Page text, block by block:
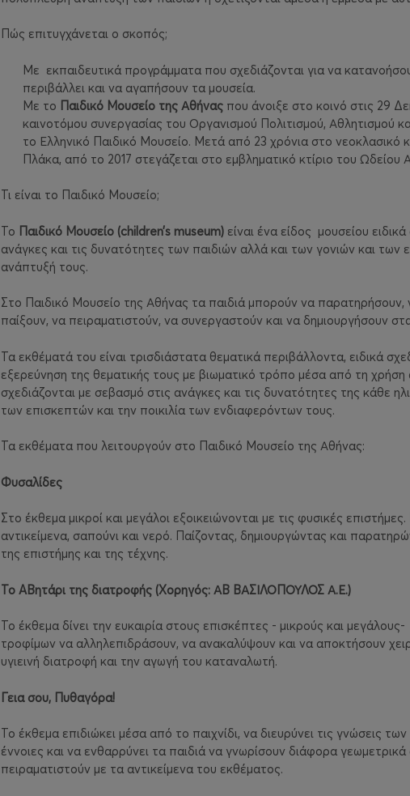
Πώς επιτυγχάνεται ο σκοπός;
Με εκπαιδευτικά προγράμματα που σχεδιάζονται για να
περιβάλλει και να αγαπήσουν τα μουσεία.
Με το Παιδικό Μουσείο της Αθήνας που άνοιξε στο κοινό στις 29
καινοτόμου συνεργασίας του Οργανισμού Πολιτισμού, Αθλητισμού
το Ελληνικό Παιδικό Μουσείο. Μετά από 23 χρόνια στο νεοκλασικό
Πλάκα, από το 2017 στεγάζεται στο εμβληματικό κτίριο του Ωδείου
Τι είναι το Παιδικό Μουσείο;
Το Παιδικό Μουσείο (children’smuseum) είναι ένα είδος μουσείου
ανάγκες και τις δυνατότητες των παιδιών αλλά και των γονιών και
ανάπτυξή τους.
Στο Παιδικό Μουσείο της Αθήνας τα παιδιά μπορούν να
παίξουν, να πειραματιστούν, να συνεργαστούν και να δημιουργήσουν
Τα εκθέματά του είναι τρισδιάστατα θεματικά περιβάλλοντα, ειδικά
εξερεύνηση της θεματικής τους με βιωματικό τρόπο μέσα από τη χρήση
σχεδιάζονται με σεβασμό στις ανάγκες και τις δυνατότητες της κάθε
των επισκεπτών και την ποικιλία των ενδιαφερόντων τους.
Τα εκθέματα που λειτουργούν στο Παιδικό Μουσείο της Αθήνας:
Φυσαλίδες
Στο έκθεμα μικροί και μεγάλοι εξοικειώνονται με τις φυσικές
αντικείμενα, σαπούνι και νερό. Παίζοντας, δημιουργώντας και
της επιστήμης και της τέχνης.
Το ABητάρι της διατροφής (Χορηγός: ΑΒ ΒΑΣΙΛΟΠΟΥΛΟΣ Α.Ε.)
Το έκθεμα δίνει την ευκαιρία στους επισκέπτες - μικρούς και μεγάλους-
τροφίμων να αλληλεπιδράσουν, να ανακαλύψουν και να αποκτήσουν
υγιεινή διατροφή και την αγωγή του καταναλωτή.
Γεια σου, Πυθαγόρα!
Το έκθεμα επιδιώκει μέσα από το παιχνίδι, να διευρύνει τις γνώσεις
έννοιες και να ενθαρρύνει τα παιδιά να γνωρίσουν διάφορα
πειραματιστούν με τα αντικείμενα του εκθέματος.